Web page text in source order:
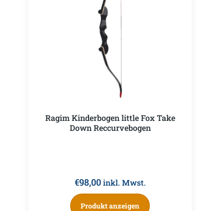
Ragim Kinderbogen little Fox Take
Down Reccurvebogen
€98,00 inkl. Mwst.
Produkt anzeigen